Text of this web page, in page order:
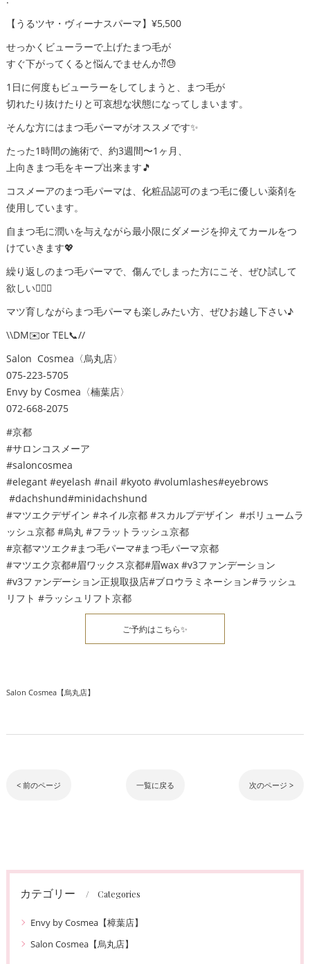
【うるツヤ・ヴィーナスパーマ】¥5,500
せっかくビューラーで上げたまつ毛が
すぐ下がってくると悩んでませんか⁇😓
1日に何度もビューラーをしてしまうと、まつ毛が
切れたり抜けたりと可哀想な状態になってしまいます。
そんな方にはまつ毛パーマがオススメです✨
たった1時間の施術で、約3週間〜1ヶ月、
上向きまつ毛をキープ出来ます🎵
コスメーアのまつ毛パーマは、化粧品認可のまつ毛に優しい薬剤を
使用しています。
自まつ毛に潤いを与えながら最小限にダメージを抑えてカールをつ
けていきます💖
繰り返しのまつ毛パーマで、傷んでしまった方にこそ、ぜひ試して
欲しい🙆‍♀️✨
マツ育しながらまつ毛パーマも楽しみたい方、ぜひお越し下さい♪
\\DM✉️or TEL📞//
Salon Cosmea〈烏丸店〉
075-223-5705
Envy by Cosmea〈楠葉店〉
072-668-2075
#京都
#サロンコスメーア
#saloncosmea
#elegant #eyelash #nail #kyoto #volumlashes#eyebrows
#dachshund#minidachshund
#マツエクデザイン #ネイル京都 #スカルプデザイン #ボリュームラ
ッシュ京都 #烏丸 #フラットラッシュ京都
#京都マツエク#まつ毛パーマ#まつ毛パーマ京都
#マツエク京都#眉ワックス京都#眉wax #v3ファンデーション
#v3ファンデーション正規取扱店#ブロウラミネーション#ラッシュ
リフト #ラッシュリフト京都
ご予約はこちら✨
Salon Cosmea【烏丸店】
< 前のページ 一覧に戻る 次のページ >
カテゴリー Categories
Envy by Cosmea【樟葉店】
Salon Cosmea【烏丸店】